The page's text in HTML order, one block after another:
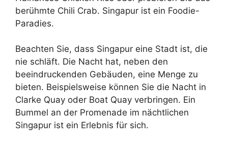
berühmte Chili Crab. Singapur ist ein Foodie-
Paradies.
Beachten Sie, dass Singapur eine Stadt ist, die
nie schläft. Die Nacht hat, neben den
beeindruckenden Gebäuden, eine Menge zu
bieten. Beispielsweise können Sie die Nacht in
Clarke Quay oder Boat Quay verbringen. Ein
Bummel an der Promenade im nächtlichen
Singapur ist ein Erlebnis für sich.